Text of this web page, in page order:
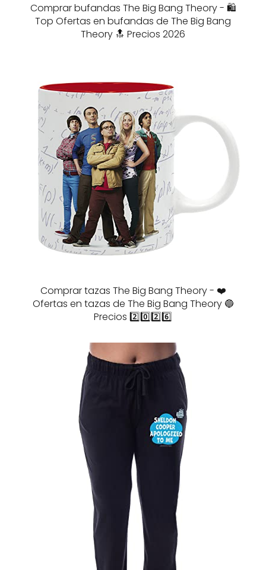
Comprar bufandas The Big Bang Theory - 🛍️
Top Ofertas en bufandas de The Big Bang
Theory 🔝 Precios 2026
Comprar tazas The Big Bang Theory - ❤️
Ofertas en tazas de The Big Bang Theory 🔵
Precios 2️⃣0️⃣2️⃣6️⃣